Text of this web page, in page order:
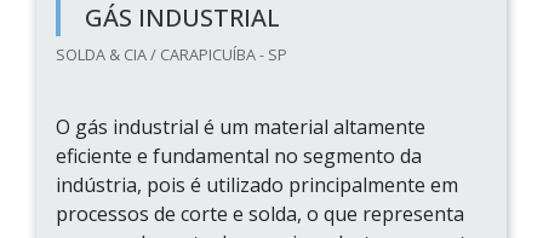
GÁS INDUSTRIAL
SOLDA & CIA / CARAPICUÍBA - SP
O gás industrial é um material altamente
eficiente e fundamental no segmento da
indústria, pois é utilizado principalmente em
processos de corte e solda, o que representa